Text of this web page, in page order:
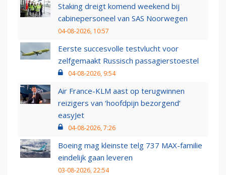
Staking dreigt komend weekend bij
cabinepersoneel van SAS Noorwegen
04-08-2026, 10:57
Eerste succesvolle testvlucht voor
zelfgemaakt Russisch passagierstoestel
04-08-2026, 9:54
Air France-KLM aast op terugwinnen
reizigers van ‘hoofdpijn bezorgend’
easyJet
04-08-2026, 7:26
Boeing mag kleinste telg 737 MAX-familie
eindelijk gaan leveren
03-08-2026, 22:54